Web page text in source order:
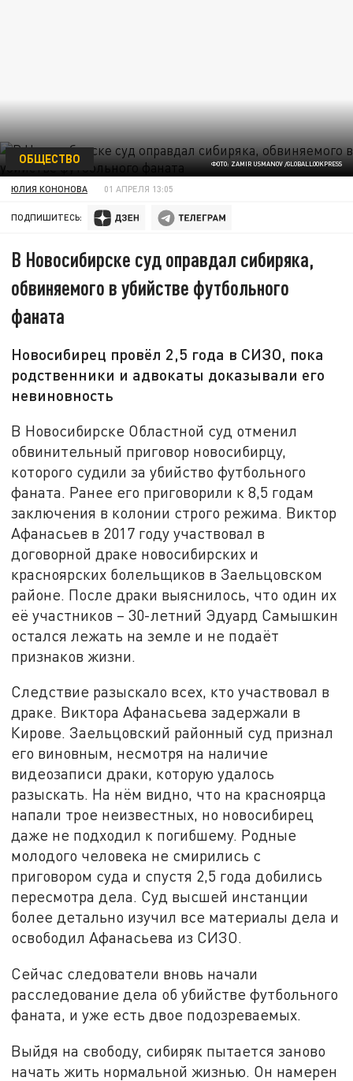
ФОТО: ZAMIR USMANOV /GLOBALLOOKPRESS
ОБЩЕСТВО
ЮЛИЯ КОНОНОВА 01 АПРЕЛЯ 13:05
ПОДПИШИТЕСЬ:
В Новосибирске суд оправдал сибиряка,
обвиняемого в убийстве футбольного
фаната
Новосибирец провёл 2,5 года в СИЗО, пока
родственники и адвокаты доказывали его
невиновность
В Новосибирске Областной суд отменил
обвинительный приговор новосибирцу,
которого судили за убийство футбольного
фаната. Ранее его приговорили к 8,5 годам
заключения в колонии строго режима. Виктор
Афанасьев в 2017 году участвовал в
договорной драке новосибирских и
красноярских болельщиков в Заельцовском
районе. После драки выяснилось, что один их
её участников – 30-летний Эдуард Самышкин
остался лежать на земле и не подаёт
признаков жизни.
Следствие разыскало всех, кто участвовал в
драке. Виктора Афанасьева задержали в
Кирове. Заельцовский районный суд признал
его виновным, несмотря на наличие
видеозаписи драки, которую удалось
разыскать. На нём видно, что на красноярца
напали трое неизвестных, но новосибирец
даже не подходил к погибшему. Родные
молодого человека не смирились с
приговором суда и спустя 2,5 года добились
пересмотра дела. Суд высшей инстанции
более детально изучил все материалы дела и
освободил Афанасьева из СИЗО.
Сейчас следователи вновь начали
расследование дела об убийстве футбольного
фаната, и уже есть двое подозреваемых.
Выйдя на свободу, сибиряк пытается заново
начать жить нормальной жизнью. Он намерен